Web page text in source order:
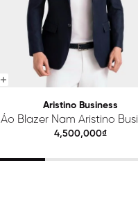
Aristino Business
Áo Blazer Nam Aristino
Premio 1BZ201S0H2
4,500,000₫